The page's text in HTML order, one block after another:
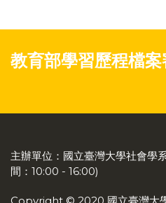
教育部學習歷程檔
主辦單位：國立臺灣大學社會學
間：10:00 - 16:00)